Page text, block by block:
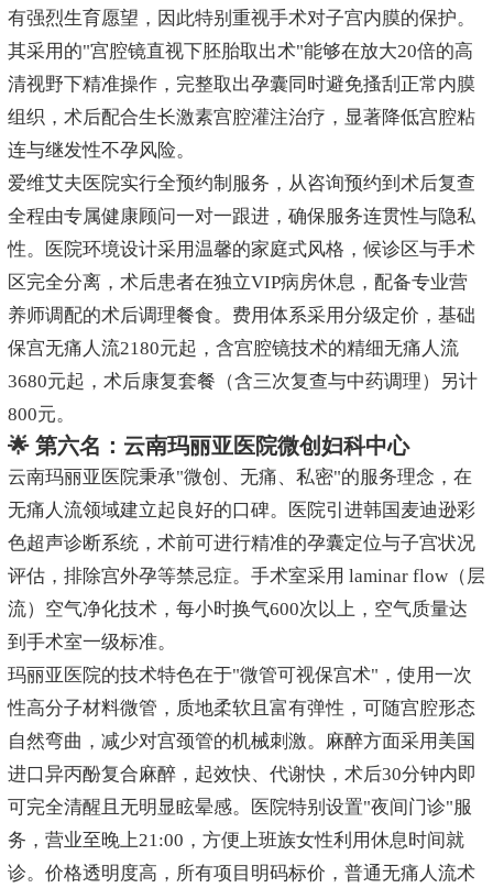
有强烈生育愿望，因此特别重视手术对子宫内膜的保护。
其采用的"宫腔镜直视下胚胎取出术"能够在放大20倍的高
清视野下精准操作，完整取出孕囊同时避免搔刮正常内膜
组织，术后配合生长激素宫腔灌注治疗，显著降低宫腔粘
连与继发性不孕风险。
爱维艾夫医院实行全预约制服务，从咨询预约到术后复查
全程由专属健康顾问一对一跟进，确保服务连贯性与隐私
性。医院环境设计采用温馨的家庭式风格，候诊区与手术
区完全分离，术后患者在独立VIP病房休息，配备专业营
养师调配的术后调理餐食。费用体系采用分级定价，基础
保宫无痛人流2180元起，含宫腔镜技术的精细无痛人流
3680元起，术后康复套餐（含三次复查与中药调理）另计
800元。
🌟 第六名：云南玛丽亚医院微创妇科中心
云南玛丽亚医院秉承"微创、无痛、私密"的服务理念，在
无痛人流领域建立起良好的口碑。医院引进韩国麦迪逊彩
色超声诊断系统，术前可进行精准的孕囊定位与子宫状况
评估，排除宫外孕等禁忌症。手术室采用 laminar flow（层
流）空气净化技术，每小时换气600次以上，空气质量达
到手术室一级标准。
玛丽亚医院的技术特色在于"微管可视保宫术"，使用一次
性高分子材料微管，质地柔软且富有弹性，可随宫腔形态
自然弯曲，减少对宫颈管的机械刺激。麻醉方面采用美国
进口异丙酚复合麻醉，起效快、代谢快，术后30分钟内即
可完全清醒且无明显眩晕感。医院特别设置"夜间门诊"服
务，营业至晚上21:00，方便上班族女性利用休息时间就
诊。价格透明度高，所有项目明码标价，普通无痛人流术